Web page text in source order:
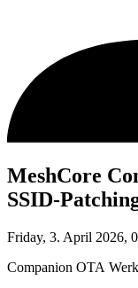
MeshCore
SSID-
Friday, 3. April 2026,
Companion OTA